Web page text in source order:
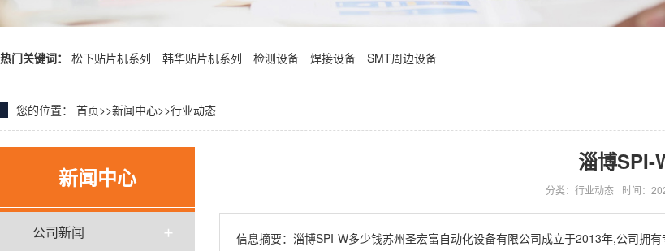
热门关键词： 松下贴片机系列 韩华贴片机系列 检测设备 焊接设备 SMT周边设备
您的位置： 首页>>新闻中心>>行业动态
新闻中心
公司新闻
淄博SPI-
分类：行业动态 时间：
信息摘要：淄博SPI-W多少钱苏州圣宏富自动化设备有限公司成立于2013年,公司拥有